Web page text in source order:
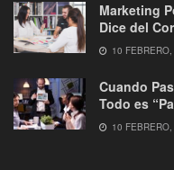
Marketing
Dice del
10
Cuando
Todo es
10